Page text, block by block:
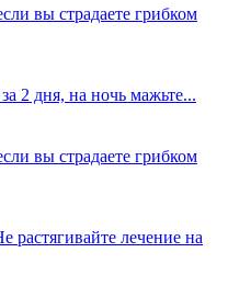
вы страдаете грибком
2 дня, на ночь мажьте...
вы страдаете грибком
растягивайте лечение на